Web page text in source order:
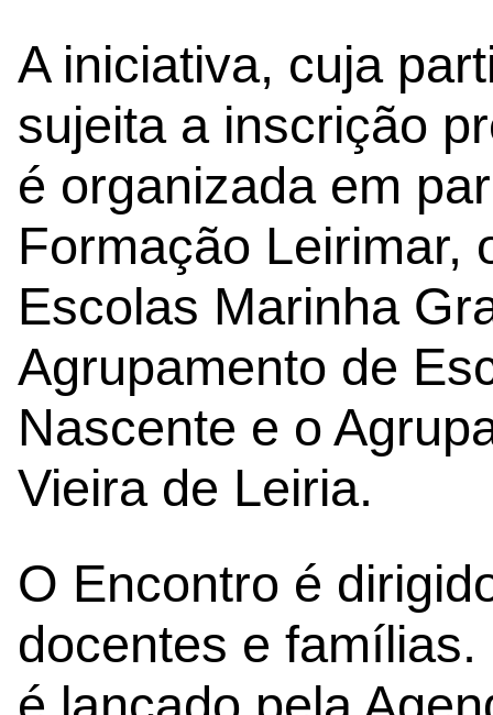
A iniciativa, cuja
sujeita a inscrição
é organizada em
Formação Leirimar,
Escolas Marinha
Agrupamento de
Nascente e o
Vieira de Leiria.
O Encontro é
docentes e